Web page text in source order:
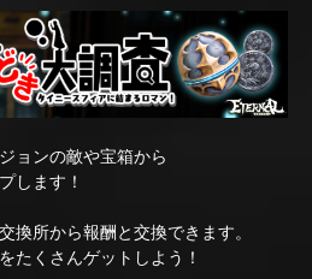
ョンの敵や宝箱から
します！
換所から報酬と交換できます。
たくさんゲットしよう！